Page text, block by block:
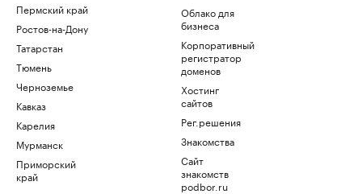
Пермский край
Ростов-на-Дону
Татарстан
Тюмень
Черноземье
Кавказ
Карелия
Мурманск
Приморский
край
Облако для
бизнеса
Корпоративный
регистратор
доменов
Хостинг
сайтов
Рег.решения
Знакомства
Сайт
знакомств
podbor.ru